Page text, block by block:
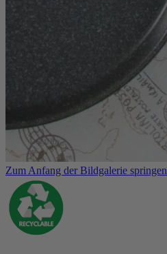
Zum Anfang der Bildgalerie springen